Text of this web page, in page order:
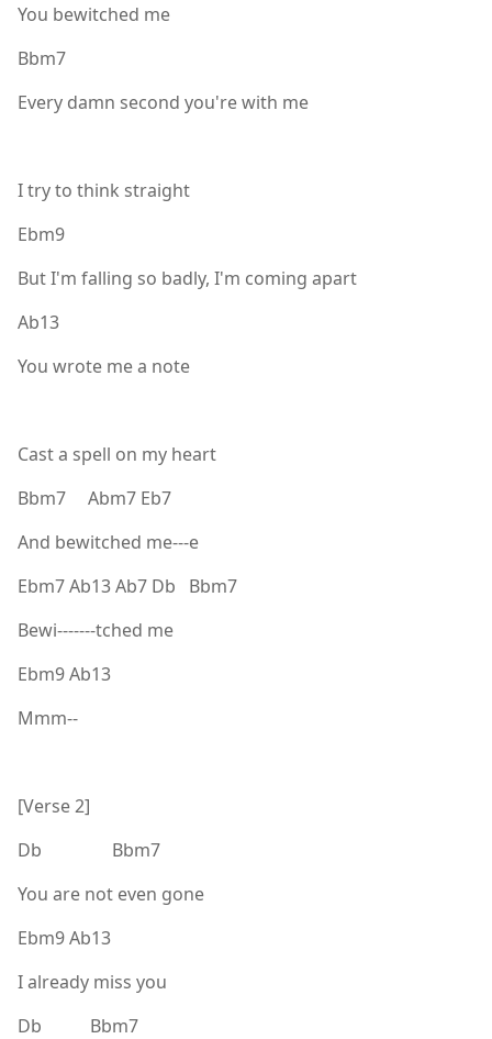
You bewitched me
Bbm7
Every damn second you'rе with me
I try to think straight
Ebm9
But I'm falling so badly, I'm coming apart
Ab13
You wrote me a notе
Cast a spell on my heart
Bbm7 Abm7 Eb7
And bewitched me---e
Ebm7 Ab13 Ab7 Db Bbm7
Bewi-------tched me
Ebm9 Ab13
Mmm--
[Verse 2]
Db Bbm7
You are not even gone
Ebm9 Ab13
I already miss you
Db Bbm7